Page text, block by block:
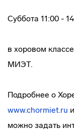
Суббота 11:00 -
в хоровом
МИЭТ.
Подробнее о
www.chormiet.ru
можно задать